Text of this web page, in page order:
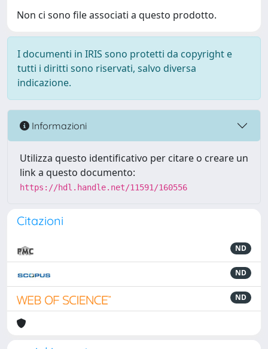
Non ci sono file associati a questo prodotto.
I documenti in IRIS sono protetti da copyright e
tutti i diritti sono riservati, salvo diversa
indicazione.
Informazioni
Utilizza questo identificativo per citare o creare un
link a questo documento:
https://hdl.handle.net/11591/160556
Citazioni
ND
ND
ND